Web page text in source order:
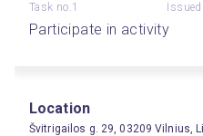
Task no.1
Participate in activity
Location
Švitrigailos g. 29, 03209 Vilnius,